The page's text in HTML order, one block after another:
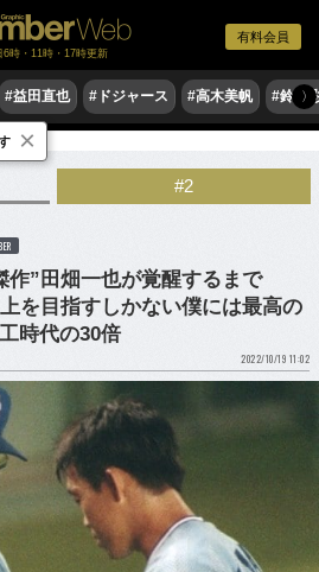
有料会員
6時・11時・17時更新
#益田直也 #ドジャース #高木美帆 #鈴木
〉
#2
作”田畑一也が覚醒するまで
を目指すしかない僕には最高の
時代の30倍
2022/10/19 11:02
×